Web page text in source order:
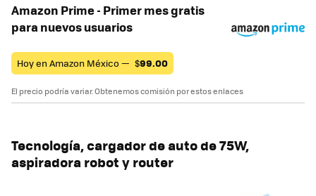
Amazon Prime - Primer mes gratis
para nuevos usuarios
Hoy en Amazon México — $99.00
El precio podría variar. Obtenemos comisión por estos enlaces
Tecnología, cargador de auto de 75W,
aspiradora robot y router